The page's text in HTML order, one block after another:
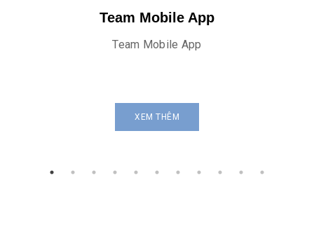
Team Mobile App
Team Mobile App
XEM THÊM